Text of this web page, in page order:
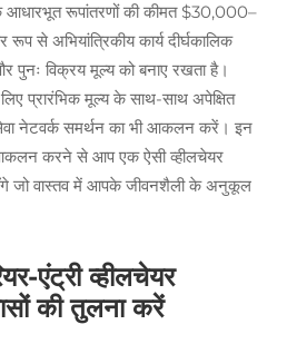
आधारभूत रूपांतरणों की कीमत $30,000–
से अभियांत्रिकीय कार्य दीर्घकालिक
पुनः विक्रय मूल्य को बनाए रखता है।
प्रारंभिक मूल्य के साथ-साथ अपेक्षित
नेटवर्क समर्थन का भी आकलन करें। इन
करने से आप एक ऐसी व्हीलचेयर
जो वास्तव में आपके जीवनशैली के अनुकूल
एंट्री व्हीलचेयर
की तुलना करें